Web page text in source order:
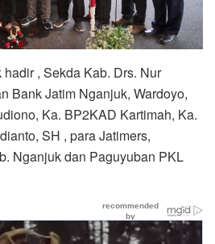
, Sekda Kab. Drs. Nur
Bank Jatim Nganjuk, Wardoyo,
Ka. BP2KAD Kartimah, Ka.
SH , para Jatimers,
Nganjuk dan Paguyuban PKL